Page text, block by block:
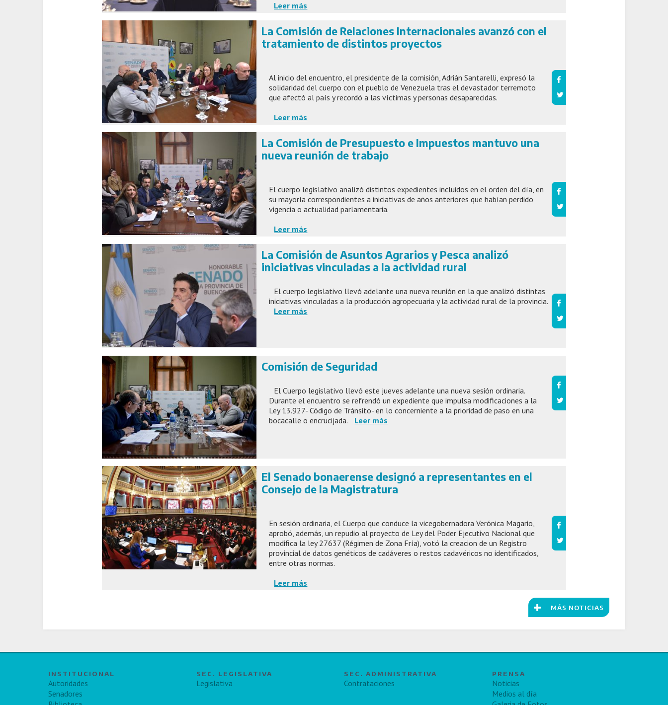
Leer más
La Comisión de Relaciones Internacionales avanzó con el
tratamiento de distintos proyectos
Al inicio del encuentro, el presidente de la comisión, Adrián Santarelli, expresó la
solidaridad del cuerpo con el pueblo de Venezuela tras el devastador terremoto
que afectó al país y recordó a las víctimas y personas desaparecidas.
Leer más
La Comisión de Presupuesto e Impuestos mantuvo una
nueva reunión de trabajo
El cuerpo legislativo analizó distintos expedientes incluidos en el orden del día, en
su mayoría correspondientes a iniciativas de años anteriores que habían perdido
vigencia o actualidad parlamentaria.
Leer más
La Comisión de Asuntos Agrarios y Pesca analizó
iniciativas vinculadas a la actividad rural
El cuerpo legislativo llevó adelante una nueva reunión en la que analizó distintas
iniciativas vinculadas a la producción agropecuaria y la actividad rural de la provincia.
Leer más
Comisión de Seguridad
El Cuerpo legislativo llevó este jueves adelante una nueva sesión ordinaria.
Durante el encuentro se refrendó un expediente que impulsa modificaciones a la
Ley 13.927- Código de Tránsito- en lo concerniente a la prioridad de paso en una
bocacalle o encrucijada.
Leer más
El Senado bonaerense designó a representantes en el
Consejo de la Magistratura
En sesión ordinaria, el Cuerpo que conduce la vicegobernadora Verónica Magario,
aprobó, además, un repudio al proyecto de Ley del Poder Ejecutivo Nacional que
modifica la ley 27637 (Régimen de Zona Fría), votó la creacion de un Registro
provincial de datos genéticos de cadáveres o restos cadavéricos no identificados,
entre otras normas.
Leer más
MÁS NOTICIAS
INSTITUCIONAL
Autoridades
Senadores
SEC. LEGISLATIVA
Legislativa
SEC. ADMINISTRATIVA
Contrataciones
PRENSA
Noticias
Medios al día